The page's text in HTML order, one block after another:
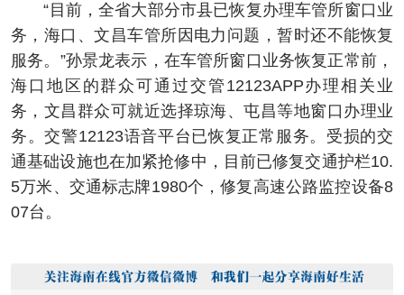
“目前，全省大部分市县已恢复办理车管所窗口业
务，海口、文昌车管所因电力问题，暂时还不能恢复
服务。”孙景龙表示，在车管所窗口业务恢复正常前，
海口地区的群众可通过交管12123APP办理相关业
务，文昌群众可就近选择琼海、屯昌等地窗口办理业
务。交警12123语音平台已恢复正常服务。受损的交
通基础设施也在加紧抢修中，目前已修复交通护栏10.
5万米、交通标志牌1980个，修复高速公路监控设备8
07台。